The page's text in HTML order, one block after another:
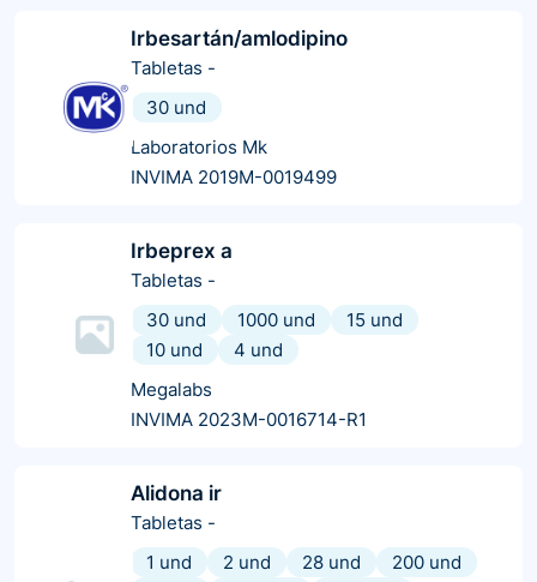
Irbesartán/amlodipino
Tabletas -
30 und
Laboratorios Mk
INVIMA 2019M-0019499
Irbeprex a
Tabletas -
30 und
1000 und
15 und
10 und
4 und
Megalabs
INVIMA 2023M-0016714-R1
Alidona ir
Tabletas -
1 und
2 und 28 und
200 und